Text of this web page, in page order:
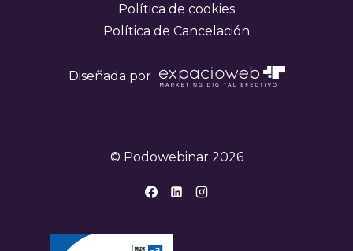
Política de cookies
Política de Cancelación
Diseñada por
© Podowebinar 2026